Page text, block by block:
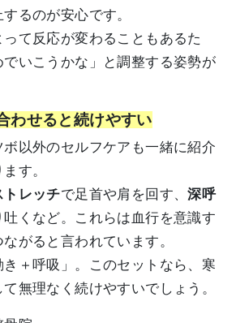
るのが安心です。
て反応が変わることもあるた
いこうかな」と調整する姿勢が
わせると続けやすい
ボ以外のセルフケアも一緒に紹介
す。
トレッチで足首や肩を回す、深呼
くなど。これらは血行を意識す
がると言われています。
き＋呼吸」。このセットなら、寒
無理なく続けやすいでしょう。